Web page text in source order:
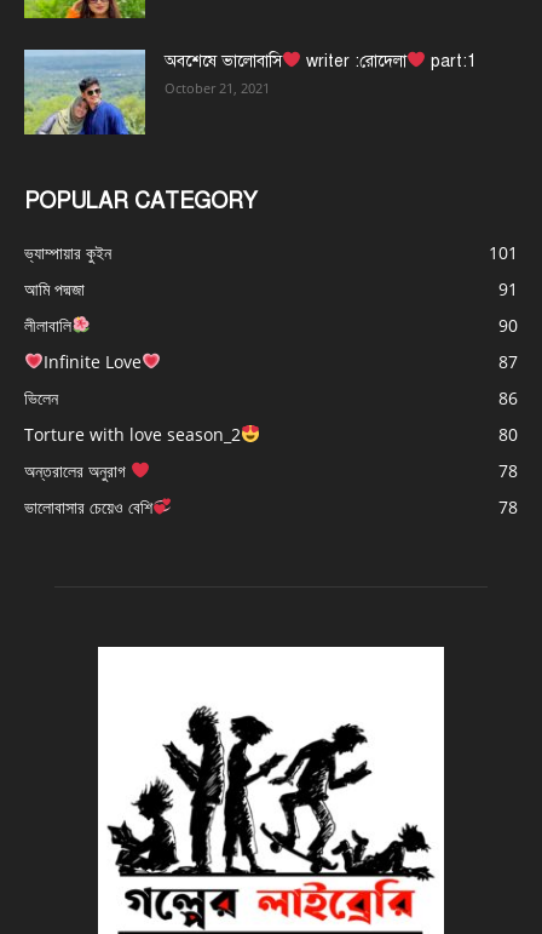
অবশেষে ভালোবাসি writer :রোদেলা part:1
October 21, 2021
POPULAR CATEGORY
ভ্যাম্পায়ার কুইন
101
আমি পদ্মজা
91
লীলাবালি
90
Infinite Love
87
ভিলেন
86
Torture with love season_2
80
অন্তরালের অনুরাগ
78
ভালোবাসার চেয়েও বেশি
78